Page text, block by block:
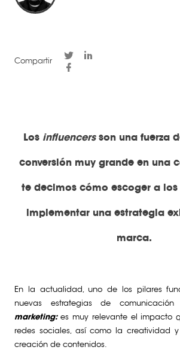
Compartir
Los influencersson una fuerza
conversión muy grande en una
te decimos cómo escoger a
implementar una estrategia
marca.
En la actualidad, uno de los pilares
nuevas estrategias de
marketing: es muy relevante el impacto
redes sociales, así como la creatividad
creación de contenidos.